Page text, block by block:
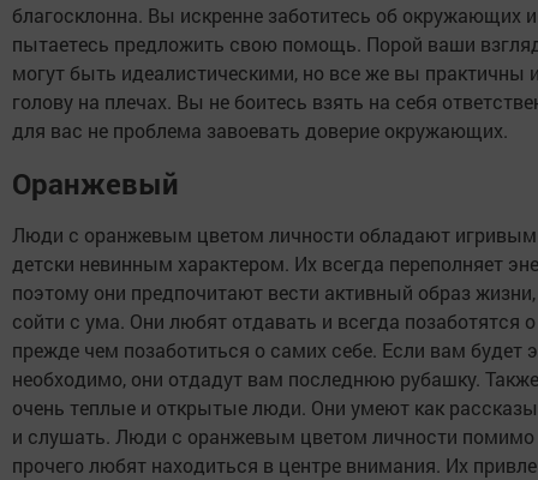
благосклонна. Вы искренне заботитесь об окружающих
пытаетесь предложить свою помощь. Порой ваши
могут быть идеалистическими, но все же вы практичны
голову на плечах. Вы не боитесь взять на себя
для вас не проблема завоевать доверие окружающих.
Оранжевый
Люди с оранжевым цветом личности обладают игривым
детски невинным характером. Их всегда переполняет
поэтому они предпочитают вести активный образ
сойти с ума. Они любят отдавать и всегда позаботятся о
прежде чем позаботиться о самих себе. Если вам будет
необходимо, они отдадут вам последнюю рубашку.
очень теплые и открытые люди. Они умеют как
и слушать. Люди с оранжевым цветом личности помимо
прочего любят находиться в центре внимания. Их